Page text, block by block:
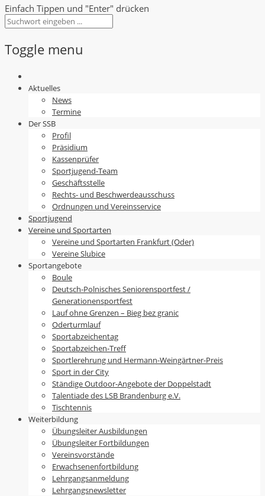
Einfach Tippen und "Enter" drücken
Toggle menu
Skip
Aktuelles
News
Termine
Der SSB
Profil
Präsidium
Kassenprüfer
Sportjugend-Team
Geschäftsstelle
Rechts- und Beschwerdeausschuss
Ordnungen und Vereinsservice
Sportjugend
Vereine und Sportarten
Vereine und Sportarten Frankfurt (Oder)
Vereine Slubice
Sportangebote
Boule
Deutsch-Polnisches Seniorensportfest /
Generationensportfest
Lauf ohne Grenzen – Bieg bez granic
Oderturmlauf
Sportabzeichentag
Sportabzeichen-Treff
Sportlerehrung und Hermann-Weingärtner-Preis
Sport in der City
Ständige Outdoor-Angebote der Doppelstadt
Talentiade des LSB Brandenburg e.V.
Tischtennis
Weiterbildung
Übungsleiter Ausbildungen
Übungsleiter Fortbildungen
Vereinsvorstände
Erwachsenenfortbildung
Lehrgangsanmeldung
Lehrgangsnewsletter